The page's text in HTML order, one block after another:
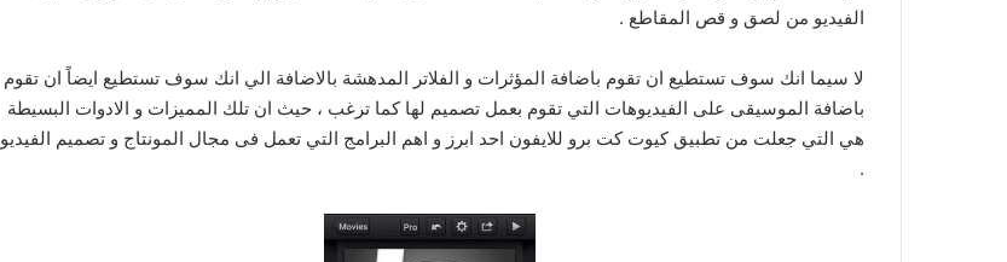
الفيديو من لصق و قص المقاطع .
لا سيما انك سوف تستطيع ان تقوم باضافة المؤثرات و الفلاتر المدهشة بالاضافة الي انك سوف تستطيع ايضاً ان تقوم
باضافة الموسيقى على الفيديوهات التي تقوم بعمل تصميم لها كما ترغب ، حيث ان تلك المميزات و الادوات البسيطة
هي التي جعلت من تطبيق كيوت كت برو للايفون احد ابرز و اهم البرامج التي تعمل فى مجال المونتاج و تصميم الفيديو
.